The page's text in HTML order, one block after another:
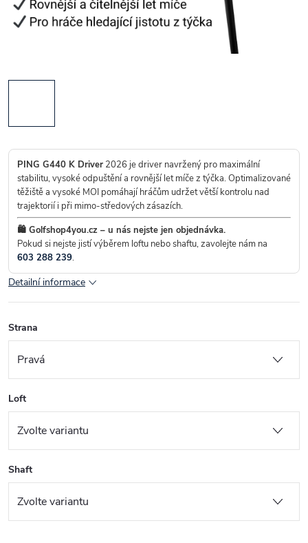
PING G440 K Driver 2026 je driver navržený pro maximální
stabilitu, vysoké odpuštění a rovnější let míče z týčka. Optimalizované
těžiště a vysoké MOI pomáhají hráčům udržet větší kontrolu nad
trajektorií i při mimo-středových zásazích.
🛍️ Golfshop4you.cz – u nás nejste jen objednávka.
Pokud si nejste jistí výběrem loftu nebo shaftu, zavolejte nám na
603 288 239.
Detailní informace
Strana
Loft
Shaft